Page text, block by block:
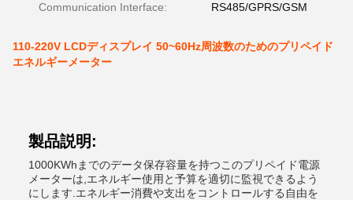
Communication Interface: RS485/GPRS/GSM
110-220V LCDディスプレイ 50~60Hz周波数のためのプリペイド
エネルギーメーター
製品説明:
1000KWhまでのデータ保存容量を持つこのプリペイド電源
メーターは,エネルギー使用と予算を適切に監視できるよう
にします.エネルギー消費や支出をコントロールする自由を